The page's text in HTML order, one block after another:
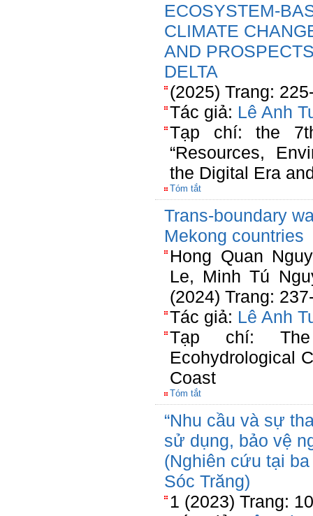
ECOSYSTEM-
CLIMATE
AND
DELTA
(2025) Trang:
Tác giả: Lê Anh
Tạp chí: the
“Resources,
the Digital Era
Tóm tắt
Trans-boundary
Mekong countries
Hong Quan
Le, Minh Tú
(2024) Trang:
Tác giả: Lê Anh
Tạp chí:
Ecohydrological
Coast
Tóm tắt
“Nhu cầu và sự
sử dụng, bảo vệ
(Nghiên cứu tại
Sóc Trăng)
1 (2023) Trang: